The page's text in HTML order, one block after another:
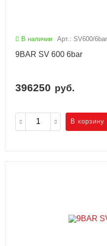
В наличии Арт.: SV600/6bar
9BAR SV 600 6bar
396250 руб.
В корзину